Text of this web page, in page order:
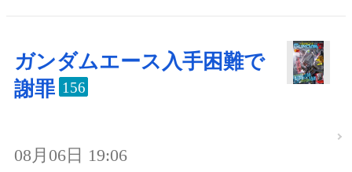
ガンダムエース入手困難で
謝罪 156
08月06日 19:06